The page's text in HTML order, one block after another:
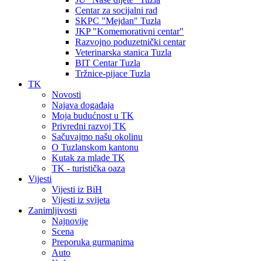
Centar za socijalni rad
SKPC "Mejdan" Tuzla
JKP "Komemorativni centar"
Razvojno poduzetnički centar
Veterinarska stanica Tuzla
BIT Centar Tuzla
Tržnice-pijace Tuzla
TK
Novosti
Najava događaja
Moja budućnost u TK
Privredni razvoj TK
Sačuvajmo našu okolinu
O Tuzlanskom kantonu
Kutak za mlade TK
TK - turistička oaza
Vijesti
Vijesti iz BiH
Vijesti iz svijeta
Zanimljivosti
Najnovije
Scena
Preporuka gurmanima
Auto